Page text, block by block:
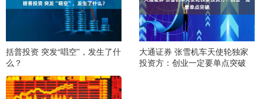
括普投资 突发“唱空”，发生了什
么？
大通证券 张雪机车天使轮独家
投资方：创业一定要单点突破